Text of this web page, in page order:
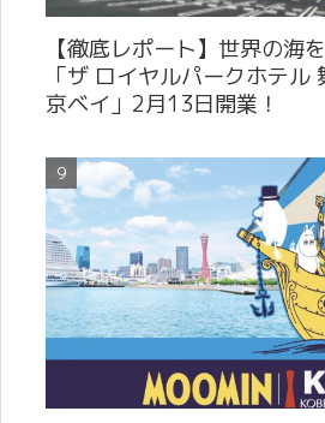
【徹底レポート】世界の海
「ザ ロイヤルパークホテル
京ベイ」2月13日開業！